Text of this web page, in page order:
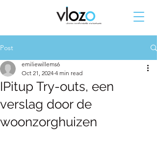
Post
IPitup Try-outs, een
verslag door de
woonzorghuizen
emiliewillems6
Oct 21, 2024 4 min read